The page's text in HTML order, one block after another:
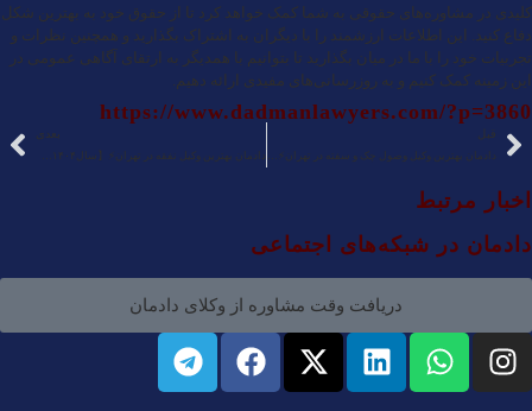
کلیدی در مشاوره‌های حقوقی به شما کمک خواهد کرد تا از حقوق خود به بهترین شکل
دفاع کنید. این اطلاعات ارزشمند را با دیگران به اشتراک بگذارید و همچنین نظرات و
تجربیات خود را با ما در میان بگذارید تا بتوانیم با همدیگر به ارتقای آگاهی عمومی در
این زمینه کمک کنیم و به روزرسانی‌های مفیدی ارائه دهیم.
https://www.dadmanlawyers.com/?p=3860
قبل بعدی
اخبار مرتبط
دادمان در شبکه‌های اجتماعی
دریافت وقت مشاوره از وکلای دادمان